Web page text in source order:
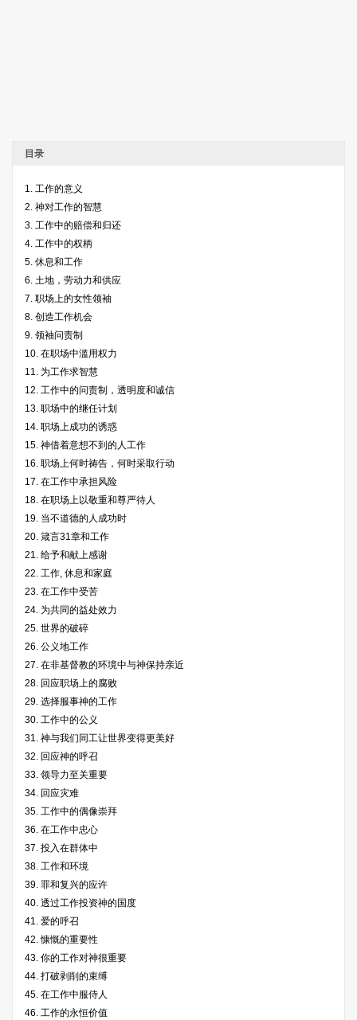
目录
1. 工作的意义
2. 神对工作的智慧
3. 工作中的赔偿和归还
4. 工作中的权柄
5. 休息和工作
6. 土地，劳动力和供应
7. 职场上的女性领袖
8. 创造工作机会
9. 领袖问责制
10. 在职场中滥用权力
11. 为工作求智慧
12. 工作中的问责制，透明度和诚信
13. 职场中的继任计划
14. 职场上成功的诱惑
15. 神借着意想不到的人工作
16. 职场上何时祷告，何时采取行动
17. 在工作中承担风险
18. 在职场上以敬重和尊严待人
19. 当不道德的人成功时
20. 箴言31章和工作
21. 给予和献上感谢
22. 工作, 休息和家庭
23. 在工作中受苦
24. 为共同的益处效力
25. 世界的破碎
26. 公义地工作
27. 在非基督教的环境中与神保持亲近
28. 回应职场上的腐败
29. 选择服事神的工作
30. 工作中的公义
31. 神与我们同工让世界变得更美好
32. 回应神的呼召
33. 领导力至关重要
34. 回应灾难
35. 工作中的偶像崇拜
36. 在工作中忠心
37. 投入在群体中
38. 工作和环境
39. 罪和复兴的应许
40. 透过工作投资神的国度
41. 爱的呼召
42. 慷慨的重要性
43. 你的工作对神很重要
44. 打破剥削的束缚
45. 在工作中服侍人
46. 工作的永恒价值